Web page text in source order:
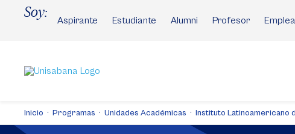
Soy:
Aspirante Estudiante Alumni Profesor
Inicio Programas Unidades Académicas Instituto Latinoamericano